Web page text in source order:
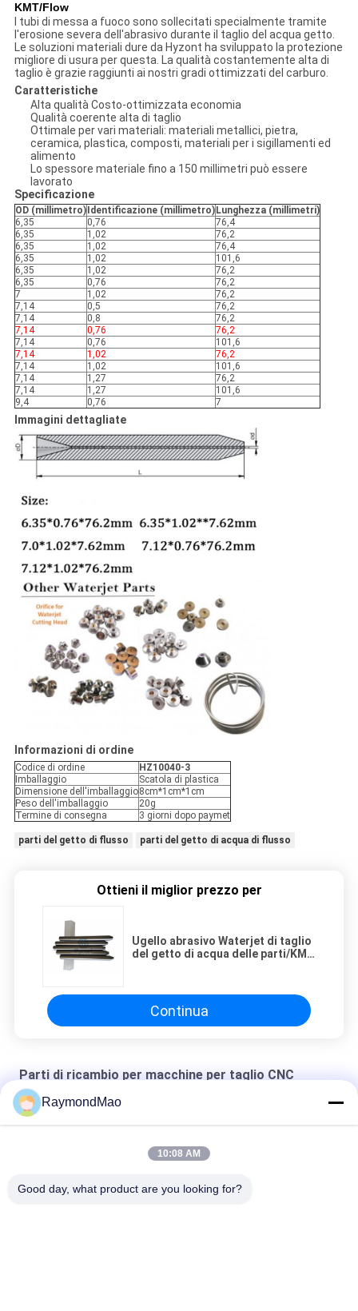
KMT/Flow
I tubi di messa a fuoco sono sollecitati specialmente tramite
l'erosione severa dell'abrasivo durante il taglio del acqua getto.
Le soluzioni materiali dure da Hyzont ha sviluppato la protezione
migliore di usura per questa. La qualità costantemente alta di
taglio è grazie raggiunti ai nostri gradi ottimizzati del carburo.
Caratteristiche
Alta qualità Costo-ottimizzata economia
Qualità coerente alta di taglio
Ottimale per vari materiali: materiali metallici, pietra,
ceramica, plastica, composti, materiali per i sigillamenti ed
alimento
Lo spessore materiale fino a 150 millimetri può essere
lavorato
Specificazione
OD (millimetro) Identificazione (millimetro) Lunghezza (millimetri)
6,35
0,76
76,4
6,35
1,02
76,2
6,35
1,02
76,4
6,35
1,02
101,6
6,35
1,02
76,2
6,35
0,76
76,2
7
1,02
76,2
7,14
0,5
76,2
7,14
0,8
76,2
7,14
0,76
76,2
7,14
0,76
101,6
7,14
1,02
76,2
7,14
1,02
101,6
7,14
1,27
76,2
7,14
1,27
101,6
9,4
0,76 7
Immagini dettagliate
Informazioni di ordine
Codice di ordine
HZ10040-3
Imballaggio
Scatola di plastica
Dimensione dell'imballaggio8cm*1cm*1cm
Peso dell'imballaggio
20g
Termine di consegna
3 giorni dopo paymet
parti del getto di flusso parti del getto di acqua di flusso
Ottieni il miglior prezzo per
Ugello abrasivo Waterjet di taglio
del getto di acqua delle parti/KMT
Continua
Parti di ricambio per macchine per taglio CNC
macchina ossitaglio del plasma del rame 50/60Hz
RaymondMao
10:08 AM
Good day, what product are you looking for?